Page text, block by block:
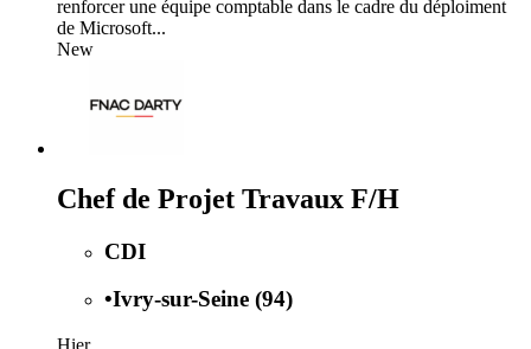
renforcer une équipe comptable dans le cadre du déploiment
de Microsoft...
New
Chef de Projet Travaux F/H
CDI
•Ivry-sur-Seine (94)
Hier